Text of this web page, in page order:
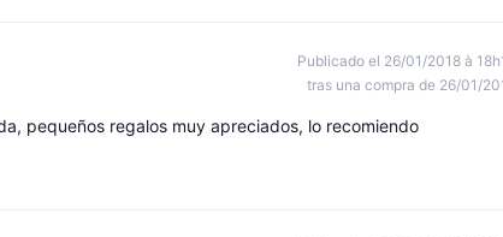
Publicado el 26/01/2018 à
tras una compra de 26/01/
pequeños regalos muy apreciados, lo recomiendo